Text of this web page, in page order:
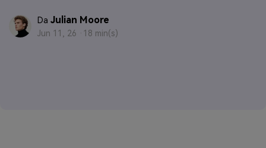
Da Julian Moore
Jun 11, 26 · 18 min(s)